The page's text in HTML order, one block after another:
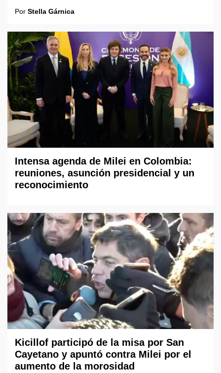
Por Stella Gárnica
Intensa agenda de Milei en Colombia:
reuniones, asunción presidencial y un
reconocimiento
Kicillof participó de la misa por San
Cayetano y apuntó contra Milei por el
aumento de la morosidad